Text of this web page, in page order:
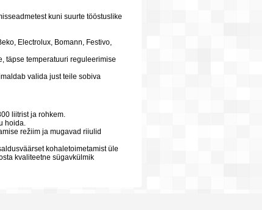
kuni suurte tööstuslike
Electrolux, Bomann, Festivo,
täpse temperatuuri reguleerimise
valida just teile sobiva
liitrist ja rohkem.
hoida.
režiim ja mugavad riiulid
kohaletoimetamist üle
kvaliteetne sügavkülmik